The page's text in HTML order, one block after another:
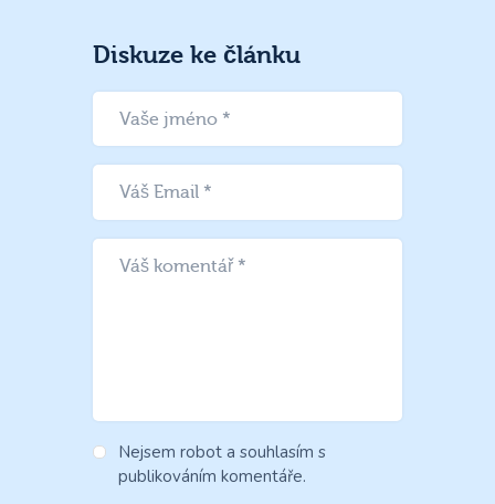
Diskuze ke článku
Nejsem robot a souhlasím s
publikováním komentáře.